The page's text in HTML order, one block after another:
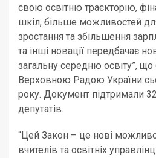
свою освітню траєкторію,
шкіл, більше можливостей
зростання та збільшення
та інші новації передбачає
загальну середню освіту”,
Верховною Радою України
року. Документ підтримали
депутатів.
“Цей Закон – це нові
вчителів та освітніх